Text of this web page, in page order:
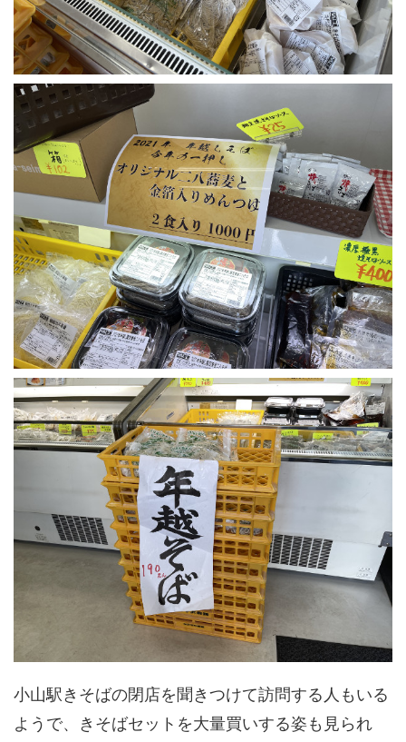
小山駅きそばの閉店を聞きつけて訪問する人もいる
ようで、きそばセットを大量買いする姿も見られ